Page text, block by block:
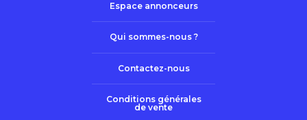
Espace annonceurs
Qui sommes-nous ?
Contactez-nous
Conditions générales
de vente